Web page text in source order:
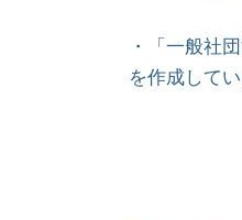
・「一般社
を作成して